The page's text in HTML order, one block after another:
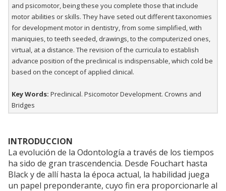
and psicomotor, being these you complete those that include
motor abilities or skills. They have seted out different taxonomies
for development motor in dentistry, from some simplified, with
maniquies, to teeth seeded, drawings, to the computerized ones,
virtual, at a distance. The revision of the curricula to establish
advance position of the preclinical is indispensable, which cold be
based on the concept of applied clinical.
Key Words: Preclinical. Psicomotor Development. Crowns and
Bridges
INTRODUCCION
La evolución de la Odontología a través de los tiempos
ha sido de gran trascendencia. Desde Fouchart hasta
Black y de allí hasta la época actual, la habilidad juega
un papel preponderante, cuyo fin era proporcionarle al